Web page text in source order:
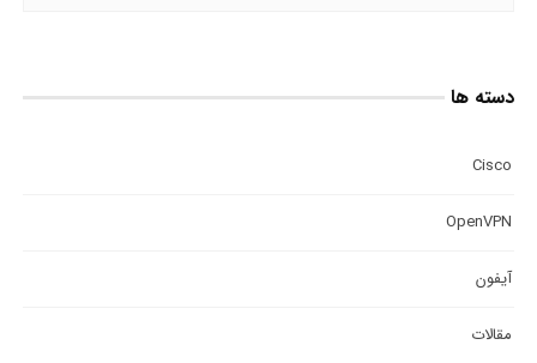
دسته ها
Cisco
OpenVPN
آیفون
مقالات